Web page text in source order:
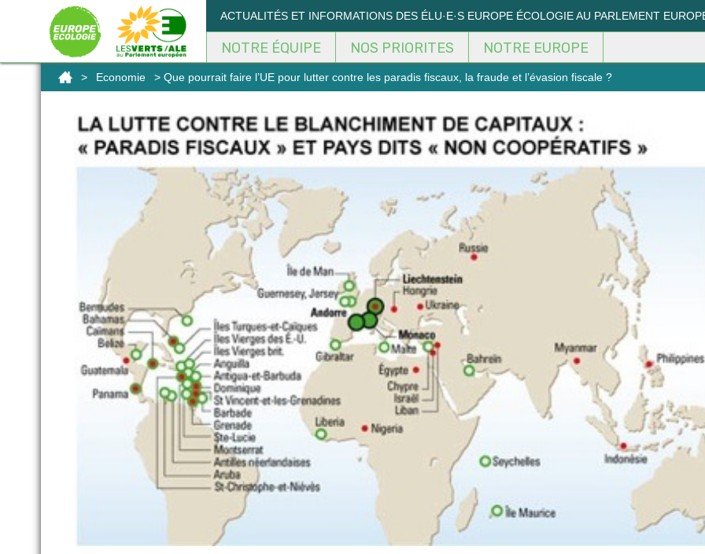
ACTUALITÉS ET INFORMATIONS DES ÉLU·E·S EUROPE ÉCOLOGIE AU PARLEMENT
NOTRE ÉQUIPE NOS PRIORITES NOTRE EUROPE
> Economie > Que pourrait faire l’UE pour lutter contre les paradis fiscaux, la fraude et l’évasion fiscale ?
Panneau de gestion des cookies